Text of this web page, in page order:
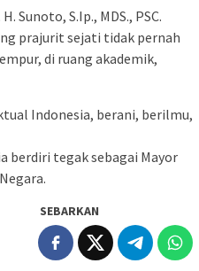
Sunoto, S.Ip., MDS., PSC.
prajurit sejati tidak pernah
di ruang akademik,
Indonesia, berani, berilmu,
berdiri tegak sebagai Mayor
SEBARKAN